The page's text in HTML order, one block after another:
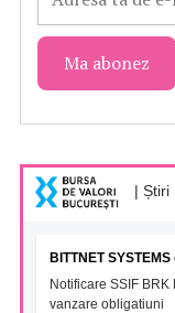
| Știri
BITTNET
Notificare SSIF
vanzare obligatiuni